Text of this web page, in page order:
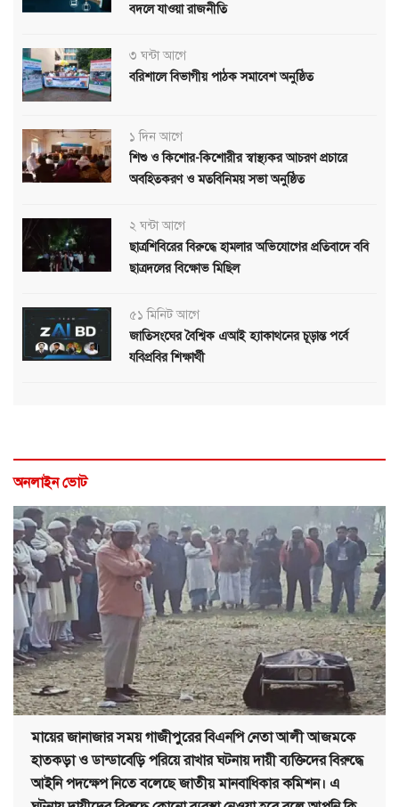
বদলে যাওয়া রাজনীতি
৩ ঘন্টা আগে
বরিশালে বিভাগীয় পাঠক সমাবেশ অনুষ্ঠিত
১ দিন আগে
শিশু ও কিশোর-কিশোরীর স্বাস্থ্যকর আচরণ প্রচারে
অবহিতকরণ ও মতবিনিময় সভা অনুষ্ঠিত
২ ঘন্টা আগে
ছাত্রশিবিরের বিরুদ্ধে হামলার অভিযোগের প্রতিবাদে ববি
ছাত্রদলের বিক্ষোভ মিছিল
৫১ মিনিট আগে
জাতিসংঘের বৈশ্বিক এআই হ্যাকাথনের চূড়ান্ত পর্বে
যবিপ্রবির শিক্ষার্থী
অনলাইন ভোট
মায়ের জানাজার সময় গাজীপুরের বিএনপি নেতা আলী আজমকে
হাতকড়া ও ডান্ডাবেড়ি পরিয়ে রাখার ঘটনায় দায়ী ব্যক্তিদের বিরুদ্ধে
আইনি পদক্ষেপ নিতে বলেছে জাতীয় মানবাধিকার কমিশন। এ